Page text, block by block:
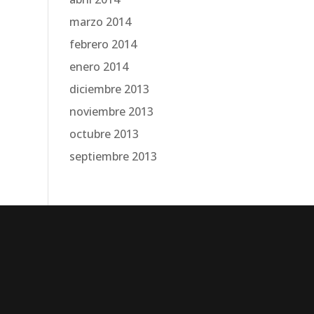
marzo 2014
febrero 2014
enero 2014
diciembre 2013
noviembre 2013
octubre 2013
septiembre 2013